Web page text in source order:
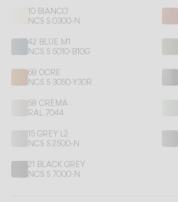
LINGUA
English Français
Italiano Deutsch
CATALOGO
US/Canada
10 BIANCO
NCS S 0300-N
42 BLUE M1
NCS S 5010-B10G
68 OCRE
NCS S 3050-Y30R
58 CREMA
RAL 7044
15 GREY L2
NCS S 2500-N
21 BLACK GREY
NCS S 7000-N